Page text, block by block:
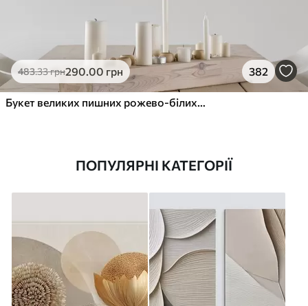
483.33грн290.00 грн 382
Букет великих пишних рожево-білих квітів півонії із зеленим листям на м’якому розмитому фоні
ПОПУЛЯРНІ КАТЕГОРІЇ